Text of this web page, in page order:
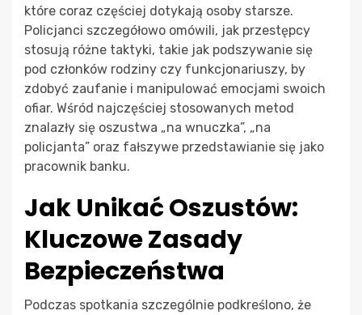
które coraz częściej dotykają osoby starsze.
Policjanci szczegółowo omówili, jak przestępcy
stosują różne taktyki, takie jak podszywanie się
pod członków rodziny czy funkcjonariuszy, by
zdobyć zaufanie i manipulować emocjami swoich
ofiar. Wśród najczęściej stosowanych metod
znalazły się oszustwa „na wnuczka”, „na
policjanta” oraz fałszywe przedstawianie się jako
pracownik banku.
Jak Unikać Oszustów:
Kluczowe Zasady
Bezpieczeństwa
Podczas spotkania szczególnie podkreślono, że